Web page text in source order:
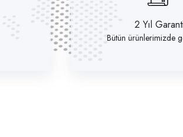
2 Yıl Garanti
Bütün ürünlerimizde